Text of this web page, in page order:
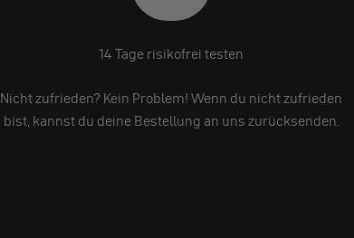
14 Tage risikofrei testen
Nicht zufrieden? Kein Problem! Wenn du nicht zufrieden
bist, kannst du deine Bestellung an uns zurücksenden.